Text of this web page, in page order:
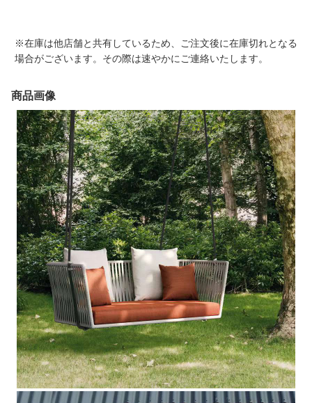
※在庫は他店舗と共有しているため、ご注文後に在庫切れとなる
場合がございます。その際は速やかにご連絡いたします。
商品画像